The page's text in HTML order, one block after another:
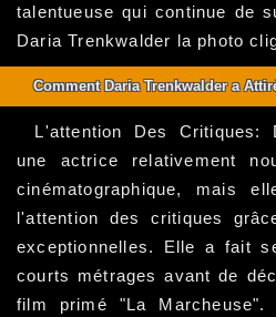
talentueuse qui continue de
Daria Trenkwalder la photo
Comment Daria Trenkwalder a
L'attention Des Critiques:
une actrice relativement
cinématographique, mais
l'attention des critiques
exceptionnelles. Elle a fait
courts métrages avant de
film primé "La